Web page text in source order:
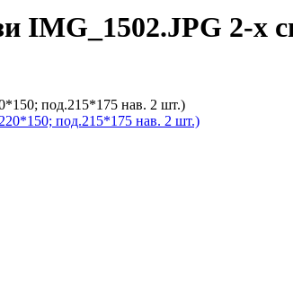
IMG_1502.JPG 2-х
под.215*175 нав. 2 шт.)